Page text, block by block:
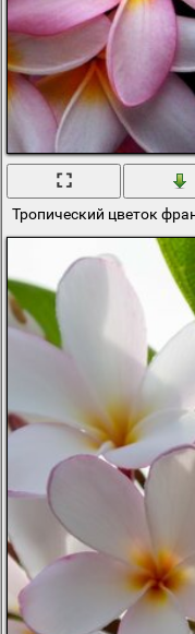
Тропический цветок